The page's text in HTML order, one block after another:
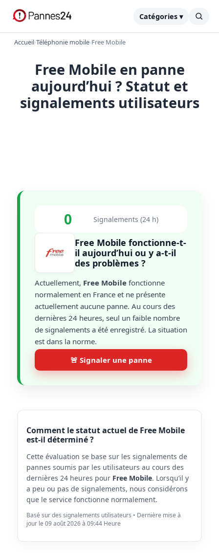
Catégories ▾
Accueil›Téléphonie mobile›Free Mobile
Free Mobile en panne
aujourd’hui ? Statut et
signalements utilisateurs
0 Signalements (24 h)
Free Mobile fonctionne-t-
il aujourd’hui ou y a-t-il
des problèmes ?
Actuellement, Free Mobile fonctionne
normalement en France et ne présente
actuellement aucune panne. Au cours des
dernières 24 heures, seul un faible nombre
de signalements a été enregistré. La situation
est dans la norme.
🚨 Signaler une panne
Comment le statut actuel de Free Mobile
est-il déterminé ?
Cette évaluation se base sur les signalements de
pannes soumis par les utilisateurs au cours des
dernières 24 heures pour Free Mobile. Lorsqu’il y
a peu ou pas de signalements, nous considérons
que le service fonctionne normalement.
Basé sur des signalements utilisateurs • Dernière mise à
jour le 09 août 2026 à 09:44 Heure